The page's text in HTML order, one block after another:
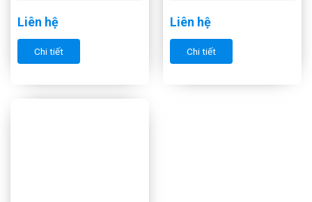
Liên hệ
Chi tiết
Liên hệ
Chi tiết